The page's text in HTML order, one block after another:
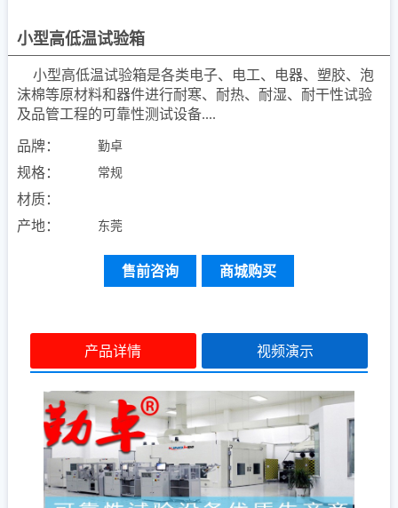
小型高低温试验箱
小型高低温试验箱是各类电子、电工、电器、塑胶、泡
沫棉等原材料和器件进行耐寒、耐热、耐湿、耐干性试验
及品管工程的可靠性测试设备....
品牌： 勤卓
规格： 常规
材质：
产地：
东莞
售前咨询 商城购买
产品详情 视频演示